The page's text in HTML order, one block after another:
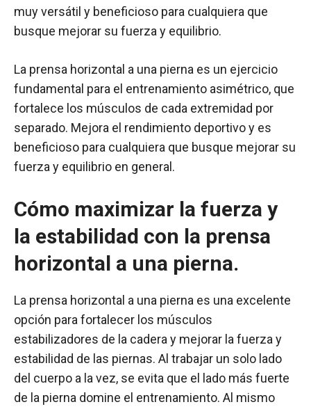
muy versátil y beneficioso para cualquiera que
busque mejorar su fuerza y equilibrio.
La prensa horizontal a una pierna es un ejercicio
fundamental para el entrenamiento asimétrico, que
fortalece los músculos de cada extremidad por
separado. Mejora el rendimiento deportivo y es
beneficioso para cualquiera que busque mejorar su
fuerza y equilibrio en general.
Cómo maximizar la fuerza y
la estabilidad con la prensa
horizontal a una pierna.
La prensa horizontal a una pierna es una excelente
opción para fortalecer los músculos
estabilizadores de la cadera y mejorar la fuerza y
estabilidad de las piernas. Al trabajar un solo lado
del cuerpo a la vez, se evita que el lado más fuerte
de la pierna domine el entrenamiento. Al mismo